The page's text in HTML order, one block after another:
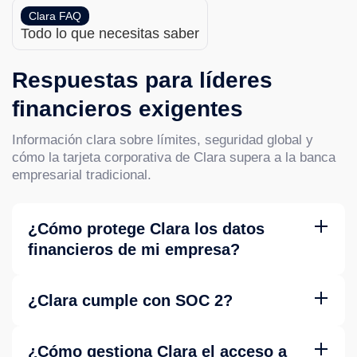
Clara FAQ
Todo lo que necesitas saber
Respuestas para líderes
financieros exigentes
Información clara sobre límites, seguridad global y
cómo la tarjeta corporativa de Clara supera a la banca
empresarial tradicional.
¿Cómo protege Clara los datos
financieros de mi empresa?
reposo, TLS 1.3 en tránsito), tokenización de Mastercard
para datos de tarjeta, controles de acceso basados en
¿Clara cumple con SOC 2?
anualmente por un tercero independiente. Clara también
¿Cómo gestiona Clara el acceso a